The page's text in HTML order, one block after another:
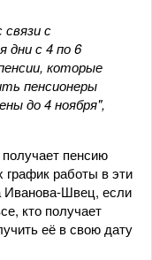
с
дни с 4 по 6
которые
пенсионеры
до 4 ноября",
пенсию
график работы в эти
Иванова-Швец, если
кто получает
её в свою дату